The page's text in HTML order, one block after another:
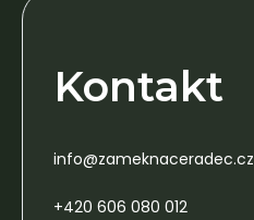
Kontakt
info@zameknaceradec.cz
+420 606 080 012